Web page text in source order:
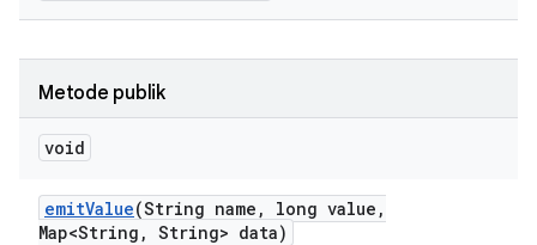
Metode publik
void
emitValue(String name , long value ,
Map<String , String> data)